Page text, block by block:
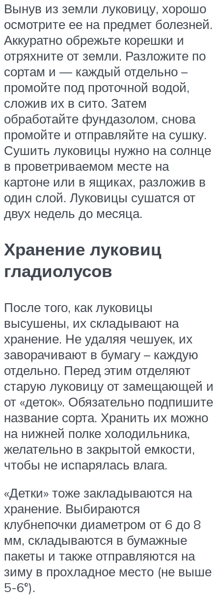
Вынув из земли луковицу, хорошо
осмотрите ее на предмет болезней.
Аккуратно обрежьте корешки и
отряхните от земли. Разложите по
сортам и — каждый отдельно –
промойте под проточной водой,
сложив их в сито. Затем
обработайте фундазолом, снова
промойте и отправляйте на сушку.
Сушить луковицы нужно на солнце
в проветриваемом месте на
картоне или в ящиках, разложив в
один слой. Луковицы сушатся от
двух недель до месяца.
Хранение луковиц
гладиолусов
После того, как луковицы
высушены, их складывают на
хранение. Не удаляя чешуек, их
заворачивают в бумагу – каждую
отдельно. Перед этим отделяют
старую луковицу от замещающей и
от «деток». Обязательно подпишите
название сорта. Хранить их можно
на нижней полке холодильника,
желательно в закрытой емкости,
чтобы не испарялась влага.
«Детки» тоже закладываются на
хранение. Выбираются
клубнепочки диаметром от 6 до 8
мм, складываются в бумажные
пакеты и также отправляются на
зиму в прохладное место (не выше
5-6°).